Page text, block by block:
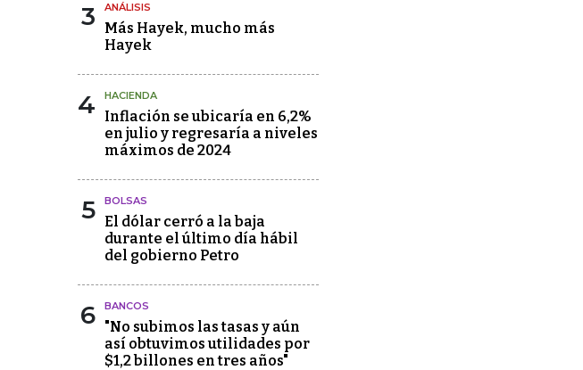
3 ANÁLISIS
Más Hayek, mucho más
Hayek
4 HACIENDA
Inflación se ubicaría en 6,2%
en julio y regresaría a niveles
máximos de 2024
5 BOLSAS
El dólar cerró a la baja
durante el último día hábil
del gobierno Petro
6 BANCOS
"No subimos las tasas y aún
así obtuvimos utilidades por
$1,2 billones en tres años"